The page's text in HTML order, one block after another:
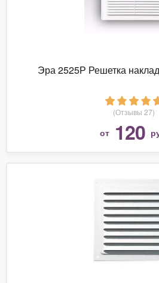
Эра 2525Р Решетка
(Отзывы 27)
от 120